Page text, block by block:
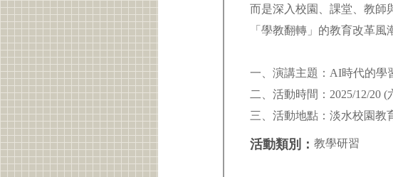
而是深入校園、課堂、教師
「學教翻轉」的教育改革風
一、演講主題：AI時代的學
二、活動時間：2025/12/20 (
三、活動地點：淡水校園教
活動類別： 教學研習